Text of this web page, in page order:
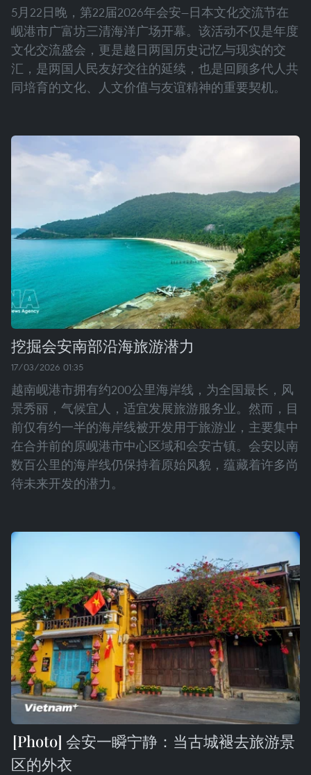
5月22日晚，第22届2026年会安—日本文化交流节在
岘港市广富坊三清海洋广场开幕。该活动不仅是年度
文化交流盛会，更是越日两国历史记忆与现实的交
汇，是两国人民友好交往的延续，也是回顾多代人共
同培育的文化、人文价值与友谊精神的重要契机。
挖掘会安南部沿海旅游潜力
17/03/2026 01:35
越南岘港市拥有约200公里海岸线，为全国最长，风
景秀丽，气候宜人，适宜发展旅游服务业。然而，目
前仅有约一半的海岸线被开发用于旅游业，主要集中
在合并前的原岘港市中心区域和会安古镇。会安以南
数百公里的海岸线仍保持着原始风貌，蕴藏着许多尚
待未来开发的潜力。
会安一瞬宁静：当古城褪去旅游景
区的外衣